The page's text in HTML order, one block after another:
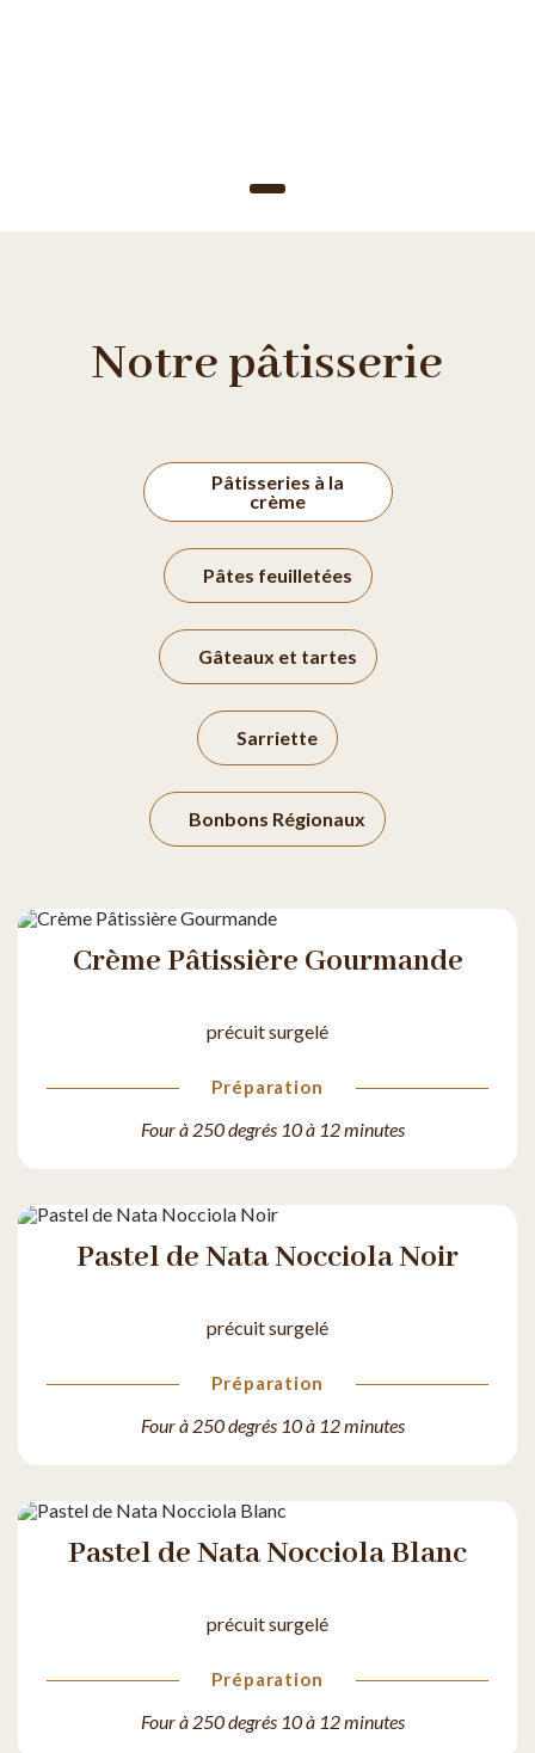
Notre pâtisserie
Pâtisseries à la
crème
Pâtes feuilletées
Gâteaux et tartes
Sarriette
Bonbons Régionaux
Crème Pâtissière Gourmande
précuit surgelé
Préparation
Four à 250 degrés 10 à 12 minutes
Pastel de Nata Nocciola Noir
précuit surgelé
Préparation
Four à 250 degrés 10 à 12 minutes
Pastel de Nata Nocciola Blanc
précuit surgelé
Préparation
Four à 250 degrés 10 à 12 minutes